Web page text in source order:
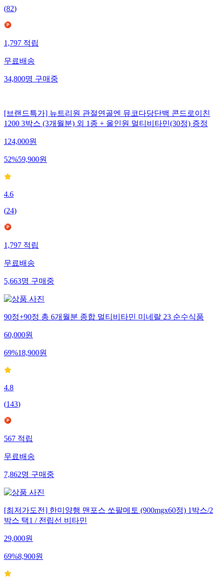
(82)
1,797적립
무료배송
34,800명구매중
[브랜드특가] 뉴트리원 관절연골엔 뮤코다당단백 콘드로이친
1200 3박스 (3개월분) 외 1종 + 올인원 멀티비타민(30정) 증정
124,000원
52%59,900원
4.6
(24)
1,797적립
무료배송
5,663명구매중
90정+90정 총 6개월분 종합 멀티비타민 미네랄 23 순수식품
60,000원
69%18,900원
4.8
(143)
567적립
무료배송
7,862명구매중
[최저가도전] 한미양행 맨포스 쏘팔메토 (900mgx60정) 1박스/2
박스 택1 / 전립선 비타민
29,000원
69%8,900원